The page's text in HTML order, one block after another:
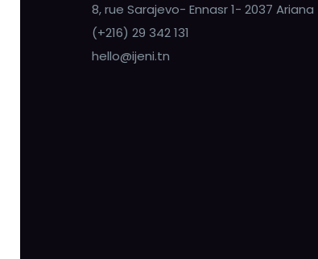
8, rue Sarajevo- Ennasr 1- 2037 Ariana
(+216) 29 342 131
hello@ijeni.tn